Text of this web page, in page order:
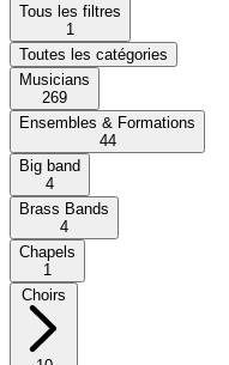
Tous les filtres
1
Toutes les catégories
Musicians
269
Ensembles & Formations
44
Big band
4
Brass Bands
4
Chapels
1